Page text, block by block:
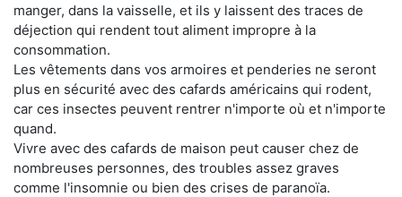
manger, dans la vaisselle, et ils y laissent des traces de
déjection qui rendent tout aliment impropre à la
consommation.
Les vêtements dans vos armoires et penderies ne seront
plus en sécurité avec des cafards américains qui rodent,
car ces insectes peuvent rentrer n'importe où et n'importe
quand.
Vivre avec des cafards de maison peut causer chez de
nombreuses personnes, des troubles assez graves
comme l'insomnie ou bien des crises de paranoïa.